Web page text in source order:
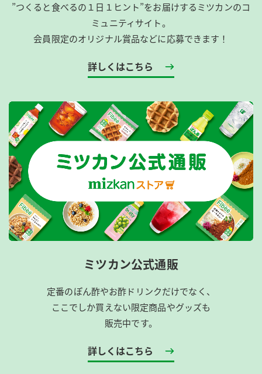
”つくると食べるの１日１ヒント”をお届けするミツカンのコ
ミュニティサイト。
会員限定のオリジナル賞品などに応募できます！
詳しくはこちら
ミツカン公式通販
定番のぽん酢やお酢ドリンクだけでなく、
ここでしか買えない限定商品やグッズも
販売中です。
詳しくはこちら